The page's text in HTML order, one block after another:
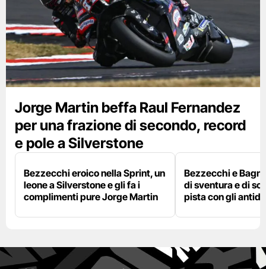
Jorge Martin beffa Raul Fernandez
per una frazione di secondo, record
e pole a Silverstone
Bezzecchi eroico nella Sprint, un
leone a Silverstone e gli fa i
complimenti pure Jorge Martin
Bezzecchi e
di sventura e di
pista con gli